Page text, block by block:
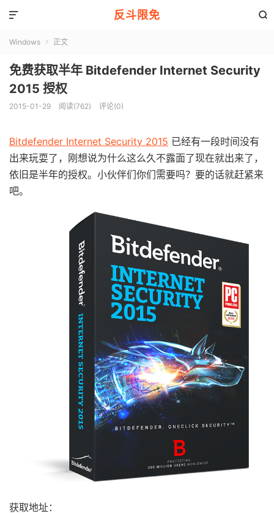
反斗限免 

Windows  正文
免费获取半年 Bitdefender Internet Security
2015 授权
2015-01-29 阅读(762) 评论(0)
Bitdefender Internet Security 2015 已经有一段时间没有
出来玩耍了，刚想说为什么这么久不露面了现在就出来了，
依旧是半年的授权。小伙伴们你们需要吗？要的话就赶紧来
吧。
获取地址：